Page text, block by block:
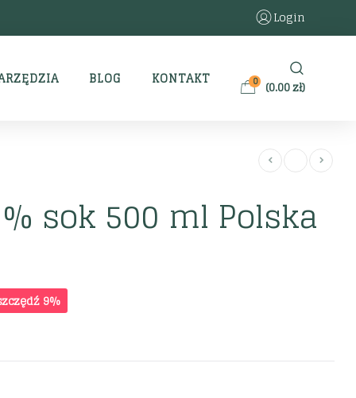
Login
BLOG KONTAKT 0 (0.00zł)
sok 500 ml Polska
9%